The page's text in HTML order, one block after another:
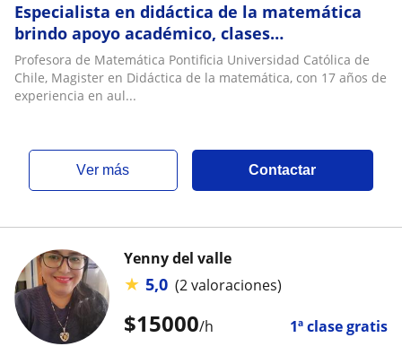
Especialista en didáctica de la matemática
brindo apoyo académico, clases
personalizadas y en grupo de matemática
nivel medio y universitaria: electivos,
preparación PAES, cálculo, álgebra, álgebra
Profesora de Matemática Pontificia Universidad Católica de
Chile, Magister en Didáctica de la matemática, con 17 años de
experiencia en aul...
ver más Contactar
$15000/h 1ª clase gratis
Yenny del valle
★ 5,0 (2 valoraciones)